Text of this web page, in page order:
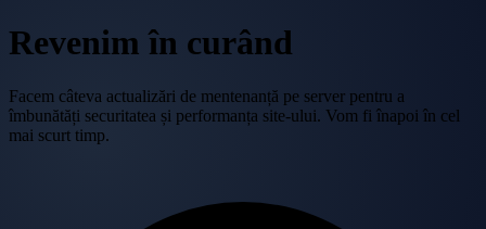
Revenim în curând
Facem câteva actualizări de mentenanță pe server pentru a
îmbunătăți securitatea și performanța site-ului. Vom fi înapoi în cel
mai scurt timp.